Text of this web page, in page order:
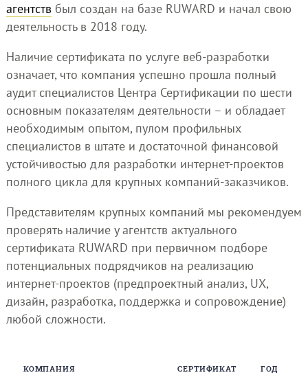
агентств был создан на базе RUWARD и начал свою
деятельность в 2018 году.
Наличие сертификата по услуге веб-разработки
означает, что компания успешно прошла полный
аудит специалистов Центра Сертификации по шести
основным показателям деятельности – и обладает
необходимым опытом, пулом профильных
специалистов в штате и достаточной финансовой
устойчивостью для разработки интернет-проектов
полного цикла для крупных компаний-заказчиков.
Представителям крупных компаний мы рекомендуем
проверять наличие у агентств актуального
сертификата RUWARD при первичном подборе
потенциальных подрядчиков на реализацию
интернет-проектов (предпроектный анализ, UX,
дизайн, разработка, поддержка и сопровождение)
любой сложности.
КОМПАНИЯ СЕРТИФИКАТ ГОД